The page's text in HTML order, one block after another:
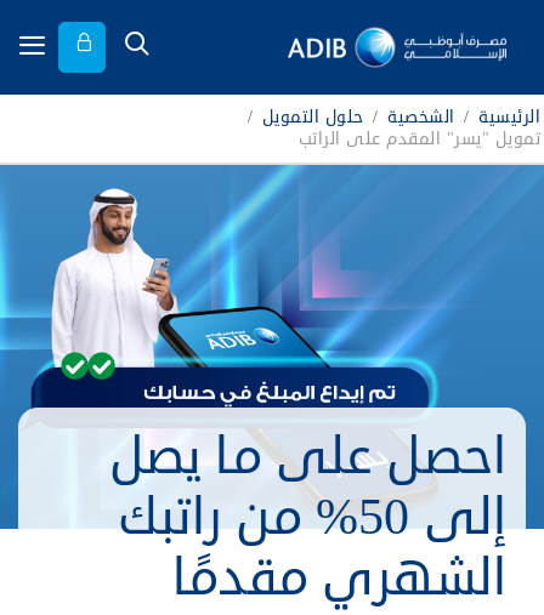
الرئيسية / الشخصية / حلول التمويل /
تمويل "يسر" المقدم على الراتب
احصل على ما يصل
إلى 50% من راتبك
الشهري مقدمًا